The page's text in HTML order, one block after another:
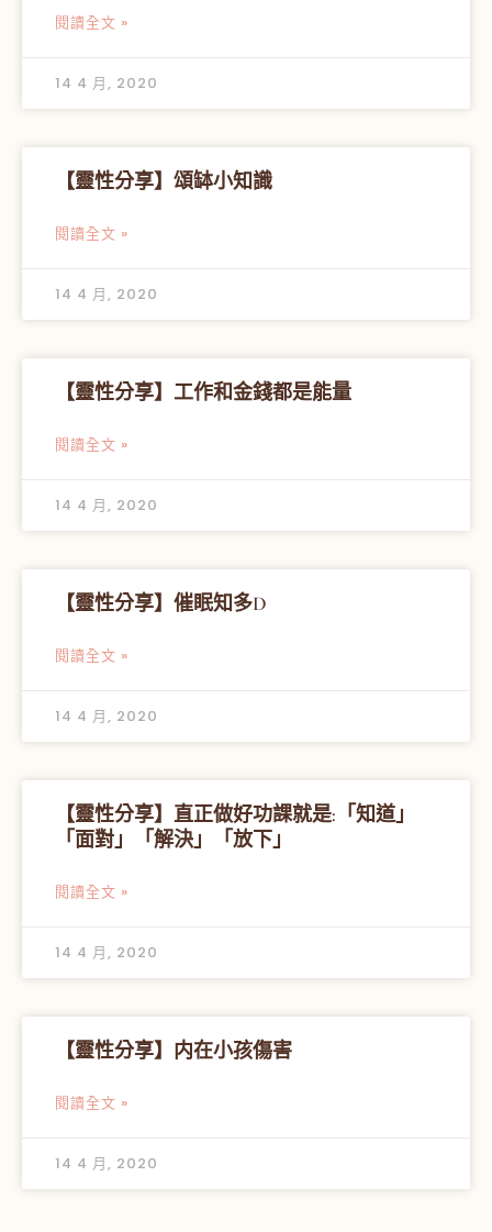
閱讀全文 »
14 4 月, 2020
【靈性分享】頌缽小知識
閱讀全文 »
14 4 月, 2020
【靈性分享】工作和金錢都是能量
閱讀全文 »
14 4 月, 2020
【靈性分享】催眠知多D
閱讀全文 »
14 4 月, 2020
【靈性分享】直正做好功課就是:「知道」
「面對」「解決」「放下」
閱讀全文 »
14 4 月, 2020
【靈性分享】内在小孩傷害
閱讀全文 »
14 4 月, 2020